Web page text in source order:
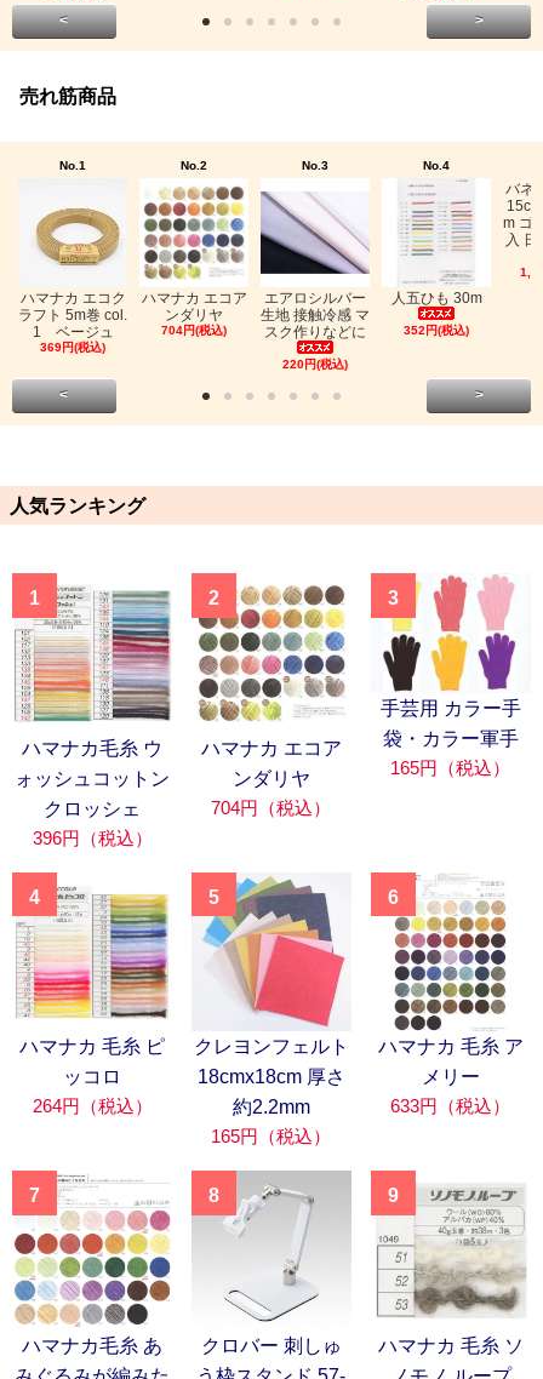
< >
売れ筋商品
No.1
ハマナカ エコク
ラフト 5m巻 col.
1 ベージュ
369円(税込)
No.2
ハマナカ エコア
ンダリヤ
704円(税込)
No.3
エアロシルバー
生地 接触冷感 マ
スク作りなどに
220円(税込)
No.4
人五ひも 30m
352円(税込)
バネ
m ゴ
入
< >
人気ランキング
1
ハマナカ毛糸 ウ
ォッシュコットン
クロッシェ
396円（税込）
2
ハマナカ エコア
ンダリヤ
704円（税込）
3
手芸用 カラー手
袋・カラー軍手
165円（税込）
4
ハマナカ 毛糸 ピ
ッコロ
264円（税込）
5
クレヨンフェルト
18cmx18cm 厚さ
約2.2mm
165円（税込）
6
ハマナカ 毛糸 ア
メリー
633円（税込）
7
ハマナカ毛糸 あ
8
クロバー 刺しゅ
9
ハマナカ 毛糸 ソ